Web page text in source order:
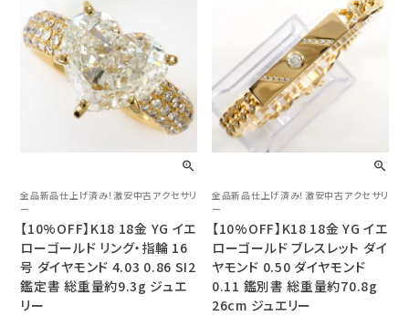
全品新品仕上げ済み！激安中古アクセサリ
ー
【10%OFF】K18 18金 YG イエ
ローゴールド リング・指輪 16
号 ダイヤモンド 4.03 0.86 SI2
鑑定書 総重量約9.3g ジュエ
リー
全品新品仕上げ済み！激安中古アクセサリ
ー
【10%OFF】K18 18金 YG イエ
ローゴールド ブレスレット ダイ
ヤモンド 0.50 ダイヤモンド
0.11 鑑別書 総重量約70.8g
26cm ジュエリー